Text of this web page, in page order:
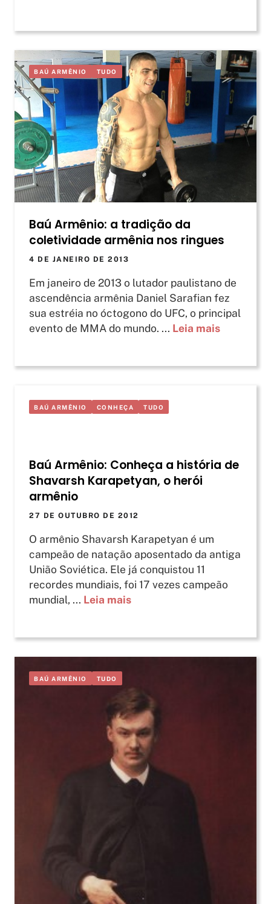
BAÚ ARMÊNIO TUDO
Baú Armênio: a tradição da
coletividade armênia nos ringues
4 DE JANEIRO DE 2013
Em janeiro de 2013 o lutador paulistano de
ascendência armênia Daniel Sarafian fez
sua estréia no óctogono do UFC, o principal
evento de MMA do mundo. ... Leia mais
BAÚ ARMÊNIO CONHEÇA TUDO
Baú Armênio: Conheça a história de
Shavarsh Karapetyan, o herói
armênio
27 DE OUTUBRO DE 2012
O armênio Shavarsh Karapetyan é um
campeão de natação aposentado da antiga
União Soviética. Ele já conquistou 11
recordes mundiais, foi 17 vezes campeão
mundial, ... Leia mais
BAÚ ARMÊNIO TUDO